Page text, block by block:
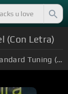
(Con Letra)
Standard Tuning (EADGBE)